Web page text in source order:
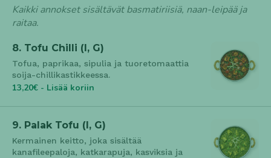
Kaikki annokset sisältävät basmatiriisiä, naan-leipää ja
raitaa.
8. Tofu Chilli (l, G)
Tofua, paprikaa, sipulia ja tuoretomaattia
soija-chillikastikkeessa.
13,20€ - Lisää koriin
9. Palak Tofu (l, G)
Kermainen keitto, joka sisältää
kanafileepaloja, katkarapuja, kasviksia ja